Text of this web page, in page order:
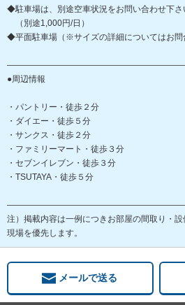
◆駐車場は、別途空車状況をお問い合わせ下さ
（別途1,000円/日）
◆平面駐車場（※サイズの詳細についてはお問
●周辺情報
・パントリー・徒歩２分
・ダイエー・徒歩５分
・サンクス・徒歩２分
・ファミリーマート・徒歩３分
・セブンイレブン・徒歩３分
・TSUTAYA・徒歩５分
注）掲載内容は一例につきお部屋の間取り・
現場を優先します。
メールで送る